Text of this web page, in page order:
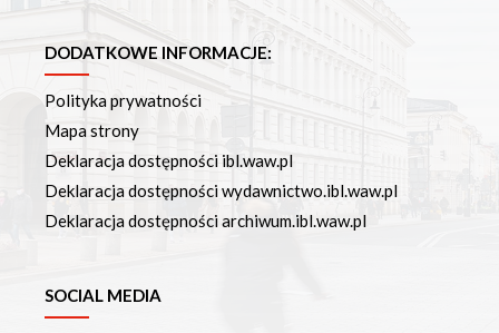
DODATKOWE INFORMACJE:
Polityka prywatności
Mapa strony
Deklaracja dostępności ibl.waw.pl
Deklaracja dostępności wydawnictwo.ibl.waw.pl
Deklaracja dostępności archiwum.ibl.waw.pl
SOCIAL MEDIA